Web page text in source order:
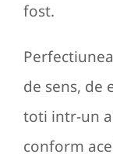
fost.
de sens, de
toti intr-un
conform